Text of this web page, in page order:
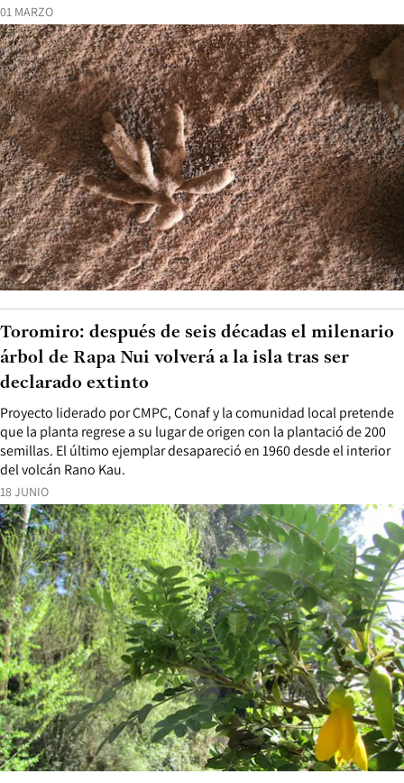
01 MARZO
18 JUNIO
Proyecto liderado por CMPC, Conaf y la comunidad local pretende
que la planta regrese a su lugar de origen con la plantació de 200
semillas. El último ejemplar desapareció en 1960 desde el interior
del volcán Rano Kau.
Toromiro: después de seis décadas el milenario
árbol de Rapa Nui volverá a la isla tras ser
declarado extinto